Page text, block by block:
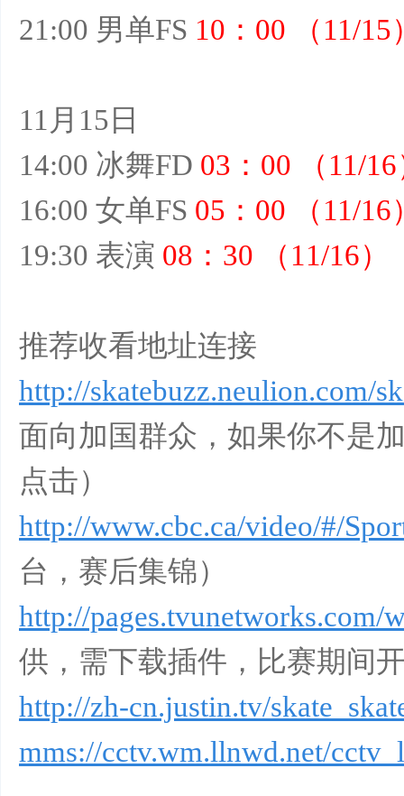
21:00 男单FS 10：00 （11/15
11月15日
14:00 冰舞FD 03：00 （11/
16:00 女单FS 05：00 （11/16
19:30 表演 08：30 （11/16）
推荐收看地址连接
http://skatebuzz.neulion.com/
面向加国群众，如果你不是
点击）
http://www.cbc.ca/video/#/
台，赛后集锦）
http://
供，需下载插件，比赛期间
http://zh-cn.justin.tv/
mms://cctv.wm.llnwd.net/